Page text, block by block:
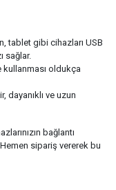
tablet gibi cihazları USB
sağlar.
kullanması oldukça
dayanıklı ve uzun
bağlantı
sipariş vererek bu